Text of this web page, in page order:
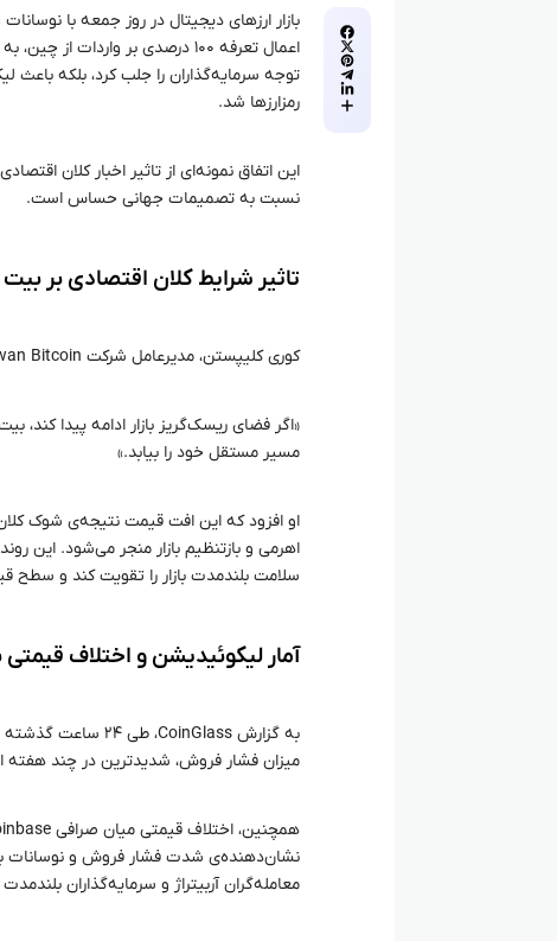
بازار ارزهای دیجیتال در روز جمعه با
رمزارزها شد.
این اتفاق نمونه‌ای از تاثیر اخبار کلان
نسبت به تصمیمات جهانی حساس است.
تاثیر شرایط کلان اقتصادی بر
کوری کلیپستن، مدیرعامل شرکت Swan Bitcoin، در گفتگو با Cointelegraph توضیح داد که:
«اگر فضای ریسک‌گریز بازار ادامه پیدا
مسیر مستقل خود را بیابد.»
او افزود که این افت قیمت نتیجه‌ی شوک
اهرمی و بازتنظیم بازار منجر می‌شود. این
سلامت بلندمدت بازار را تقویت کند و سطح
آمار لیکوئیدیشن و اختلاف
میزان فشار فروش، شدیدترین در چند هفته
نشان‌دهنده‌ی شدت فشار فروش و نوسانات
معامله‌گران آربیتراژ و سرمایه‌گذاران